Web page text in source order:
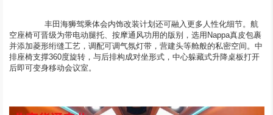
空座椅可晋级为带电动腿托、按摩通风功用的版别，选用Nappa真皮包裹
并添加菱形绗缝工艺，调配可调气氛灯带，营建头等舱般的私密空间。中
排座椅支撑360度旋转，与后排构成对坐形式，中心躲藏式升降桌板打开